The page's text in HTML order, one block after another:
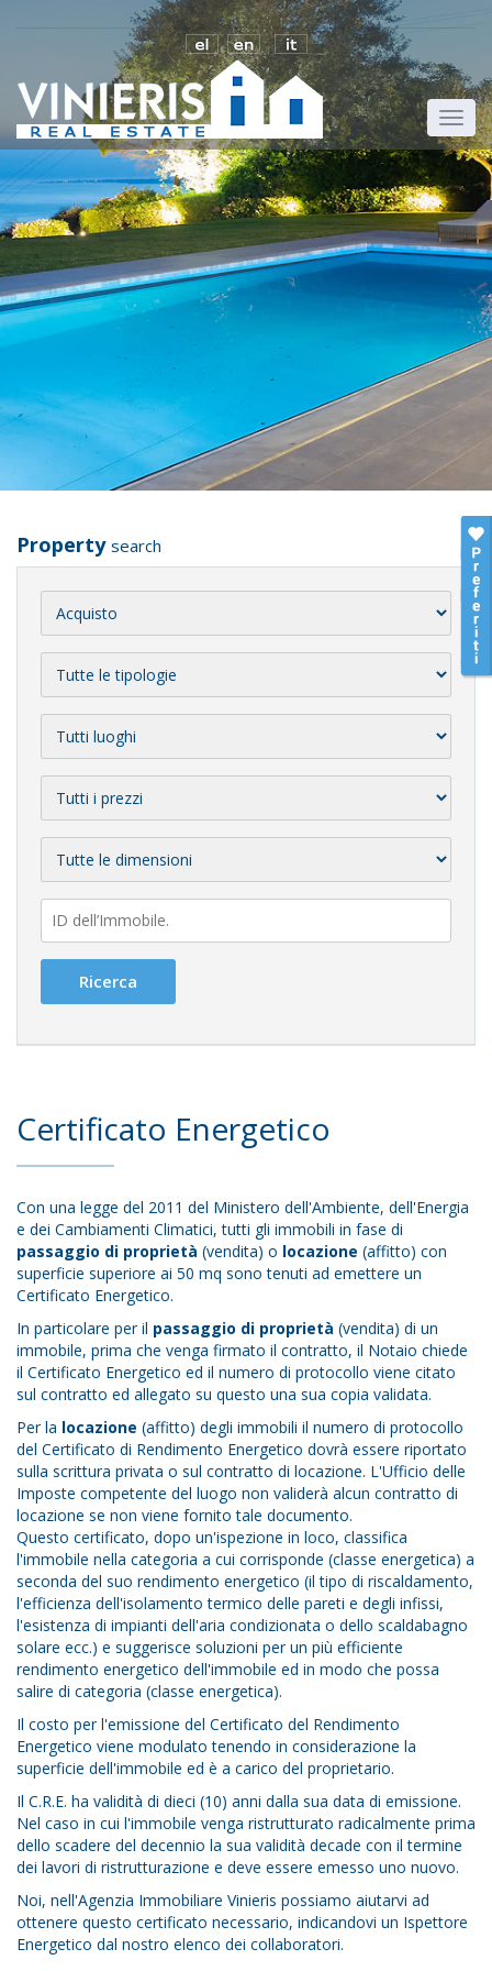
Property search
Certificato Energetico
Con una legge del 2011 del Ministero dell'Ambiente, dell'Energia
e dei Cambiamenti Climatici, tutti gli immobili in fase di
passaggio di proprietà (vendita) o locazione (affitto) con
superficie superiore ai 50 mq sono tenuti ad emettere un
Certificato Energetico.
In particolare per il passaggio di proprietà (vendita) di un
immobile, prima che venga firmato il contratto, il Notaio chiede
il Certificato Energetico ed il numero di protocollo viene citato
sul contratto ed allegato su questo una sua copia validata.
Per la locazione (affitto) degli immobili il numero di protocollo
del Certificato di Rendimento Energetico dovrà essere riportato
sulla scrittura privata o sul contratto di locazione. L'Ufficio delle
Imposte competente del luogo non validerà alcun contratto di
locazione se non viene fornito tale documento.
Questo certificato, dopo un'ispezione in loco, classifica
l'immobile nella categoria a cui corrisponde (classe energetica) a
seconda del suo rendimento energetico (il tipo di riscaldamento,
l'efficienza dell'isolamento termico delle pareti e degli infissi,
l'esistenza di impianti dell'aria condizionata o dello scaldabagno
solare ecc.) e suggerisce soluzioni per un più efficiente
rendimento energetico dell'immobile ed in modo che possa
salire di categoria (classe energetica).
Il costo per l'emissione del Certificato del Rendimento
Energetico viene modulato tenendo in considerazione la
superficie dell'immobile ed è a carico del proprietario.
Il C.R.E. ha validità di dieci (10) anni dalla sua data di emissione.
Nel caso in cui l'immobile venga ristrutturato radicalmente prima
dello scadere del decennio la sua validità decade con il termine
dei lavori di ristrutturazione e deve essere emesso uno nuovo.
Noi, nell'Agenzia Immobiliare Vinieris possiamo aiutarvi ad
ottenere questo certificato necessario, indicandovi un Ispettore
Energetico dal nostro elenco dei collaboratori.